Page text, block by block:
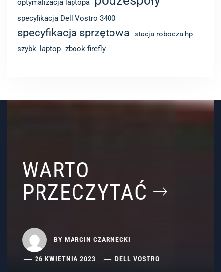
optymalizacja laptopa
specyfikacja Dell Vostro 3400
specyfikacja sprzętowa stacja robocza hp
szybki laptop zbook firefly
WARTO
PRZECZYTAĆ
BY MARCIN CZARNECKI
26 KWIETNIA 2023 DELL VOSTRO